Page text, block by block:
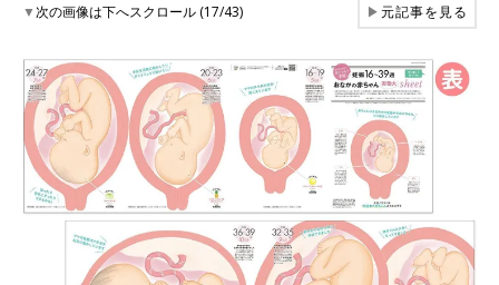
▼次の画像は下へスクロール (17/43) ▶元記事を見る